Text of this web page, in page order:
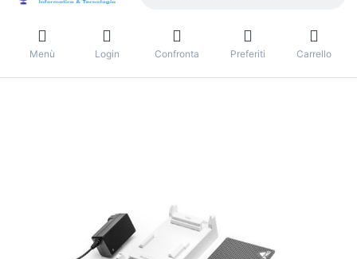
Menù Login Confronta Preferiti Carrello